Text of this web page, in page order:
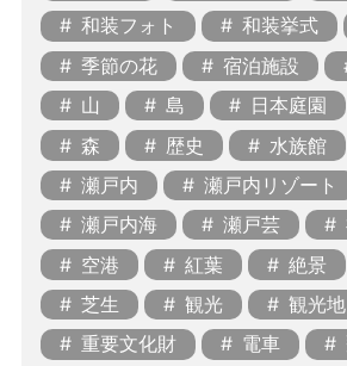
和装フォト
和装挙式
季節の花
宿泊施設
山
島 日本庭園
森
歴史 水族館
瀬戸内
瀬戸内リゾート
瀬戸内海
瀬戸芸
空港
紅葉 絶景
芝生
観光
観光地
重要文化財
電車